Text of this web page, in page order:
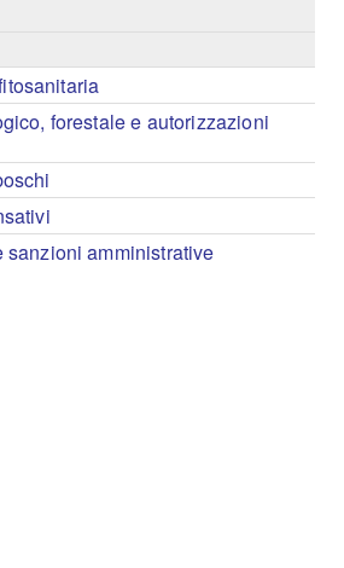
forestale e autorizzazioni
sanzioni amministrative